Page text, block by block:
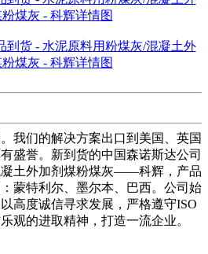
我们的解决方案出口到美国、英国
盛誉。新到货的中国森诺斯达公司
土外加剂煤粉煤灰——科辉，产品
蒙特利尔、墨尔本、巴西。公司始
高度诚信寻求发展，严格遵守ISO
观的进取精神，打造一流企业。